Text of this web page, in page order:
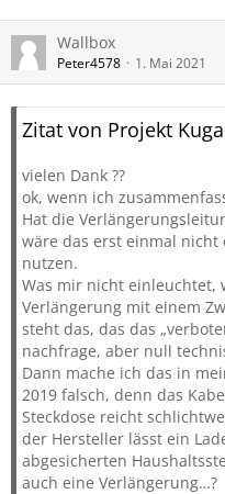
Wallbox
Peter4578 1. Mai 2021
Zitat von Projekt Kuga
vielen Dank ??
ok, wenn ich
Hat die
wäre das erst einmal nicht
nutzen.
Was mir nicht einleuchtet,
Verlängerung mit einem
steht das, das das
nachfrage, aber null
Dann mache ich das in
2019 falsch, denn das
Steckdose reicht
der Hersteller lässt ein
abgesicherten
auch eine Verlängerung…?